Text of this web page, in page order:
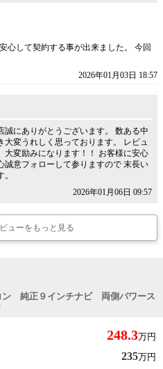
心して契約する事が出来ました。 今回
2026年01月03日 18:57
にありがとうございます。 数ある中
変うれしく思っております。 レビュ
大変励みになります！！ お客様に安心
意フォローして参りますので 末長い
2026年01月06日 09:57
ューをもっと見る
純正９インチナビ 両側パワース
248.3万円
235万円